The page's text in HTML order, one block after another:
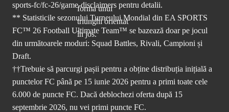
sports-fc/fc-26/game-disclaimers pentru detalii.
** Statisticile sezonului Turneului Mondial din EA SPORTS
FC™ 26 Football Ultimate Team™ se bazează doar pe jocul
din următoarele moduri: Squad Battles, Rivali, Campioni și
Draft.
††Trebuie să parcurgi pașii pentru a obține distribuția inițială a
punctelor FC până pe 15 iunie 2026 pentru a primi toate cele
6.000 de puncte FC. Dacă deblochezi oferta după 15
septembrie 2026, nu vei primi puncte FC.